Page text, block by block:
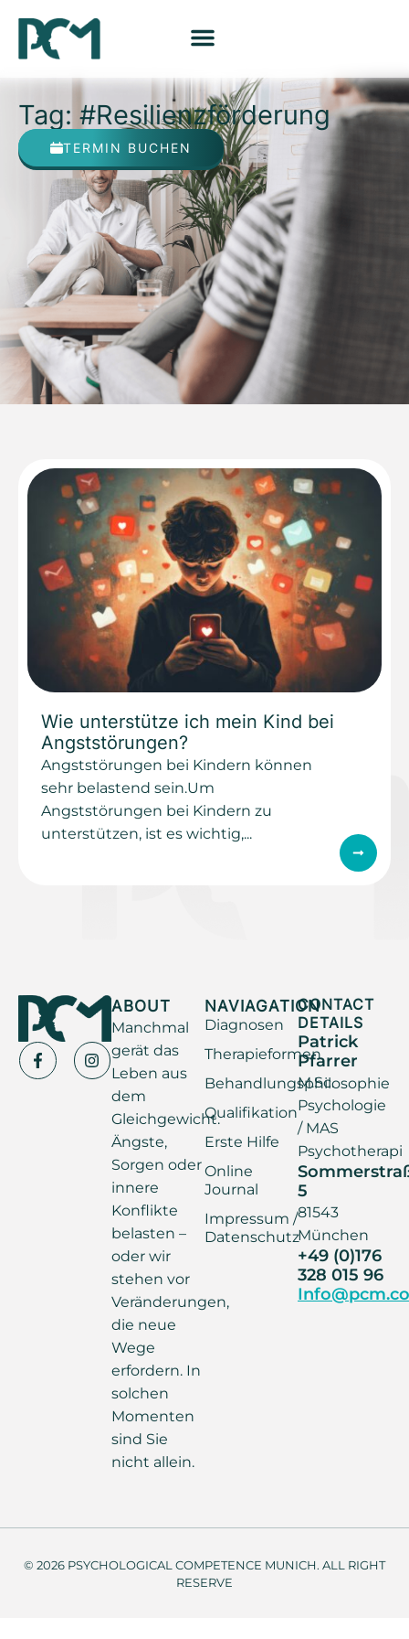
Tag: #Resilienzförderung
TERMIN BUCHEN
Wie unterstütze ich mein Kind bei
Angststörungen?
Angststörungen bei Kindern können
sehr belastend sein.Um
Angststörungen bei Kindern zu
unterstützen, ist es wichtig,...
ABOUT
Manchmal
gerät das
Leben aus
dem
Gleichgewicht.
Ängste,
Sorgen oder
innere
Konflikte
belasten –
oder wir
stehen vor
Veränderungen,
die neue
Wege
erfordern. In
solchen
Momenten
sind Sie
nicht allein.
NAVIAGATION
Diagnosen
Therapieformen
Behandlungsphilosophie
Qualifikation
Erste Hilfe
Online
Journal
Impressum /
Datenschutz
CONTACT
DETAILS
Patrick
Pfarrer
M.Sc.
Psychologie
/ MAS
Psychotherapi
5
81543
München
+49 (0)176
328 015 96
© 2026 PSYCHOLOGICAL COMPETENCE MUNICH. ALL RIGHT
RESERVE